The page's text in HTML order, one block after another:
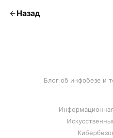
Назад
Блог об инфобезе и